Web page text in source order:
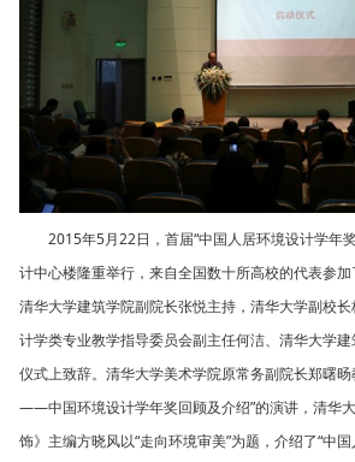
2015年5月22日，首届“中国人居环境设计学年
计中心楼隆重举行，来自全国数十所高校的代表参
清华大学建筑学院副院长张悦主持，清华大学副校
计学类专业教学指导委员会副主任何洁、清华大学
仪式上致辞。清华大学美术学院原常务副院长郑曙
——中国环境设计学年奖回顾及介绍”的演讲，清华
饰》主编方晓风以“走向环境审美”为题，介绍了“中